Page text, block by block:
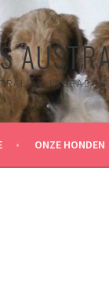
ONZE HONDEN